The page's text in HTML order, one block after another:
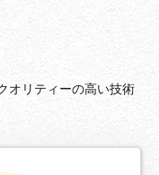
オリティーの高い技術